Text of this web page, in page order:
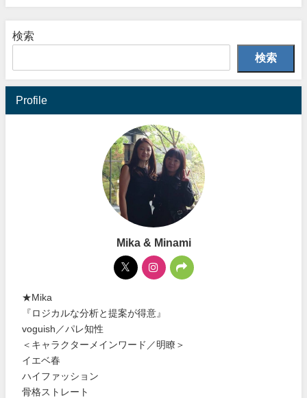
検索
検索
Profile
Mika & Minami
★Mika
『ロジカルな分析と提案が得意』
voguish／パレ知性
＜キャラクターメインワード／明瞭＞
イエベ春
ハイファッション
骨格ストレート